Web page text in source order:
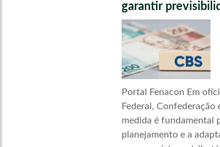
garantir
Portal Fenacon Em
Federal, Confederação
medida é fundamental
planejamento e a